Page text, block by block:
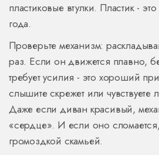
пластиковые втулки. Пластик -
года.
Проверьте механизм:
раз. Если он движется плавно,
требует усилия - это хороший
слышите скрежет или
Даже если диван красивый,
«сердце». И если оно
громоздкой скамьей.